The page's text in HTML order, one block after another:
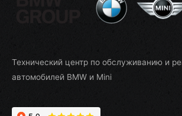
Технический центр по обслуживанию и
автомобилей BMW и Mini